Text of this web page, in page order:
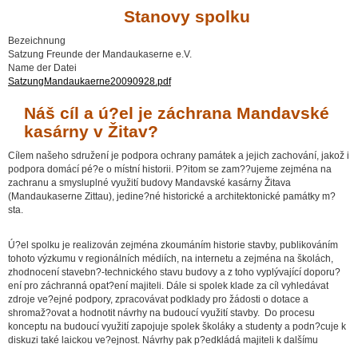
Stanovy spolku
Bezeichnung
Satzung Freunde der Mandaukaserne e.V.
Name der Datei
SatzungMandaukaerne20090928.pdf
Náš cíl a ú?el je záchrana Mandavské
kasárny v Žitav?
Cílem našeho sdružení je podpora ochrany památek a jejich zachování, jakož i
podpora domácí pé?e o místní historii. P?itom se zam??ujeme zejména na
zachranu a smysluplné využití budovy Mandavské kasárny Žitava
(Mandaukaserne Zittau), jedine?né historické a architektonické památky m?
sta.
Ú?el spolku je realizován zejména zkoumáním historie stavby, publikováním
tohoto výzkumu v regionálních médiích, na internetu a zejména na školách,
zhodnocení stavebn?-technického stavu budovy a z toho vyplývající doporu?
ení pro záchranná opat?ení majiteli. Dále si spolek klade za cíl vyhledávat
zdroje ve?ejné podpory, zpracovávat podklady pro žádosti o dotace a
shromaž?ovat a hodnotit návrhy na budoucí využití stavby. Do procesu
konceptu na budoucí využití zapojuje spolek školáky a studenty a podn?cuje k
diskuzi také laickou ve?ejnost. Návrhy pak p?edkládá majiteli k dalšímu